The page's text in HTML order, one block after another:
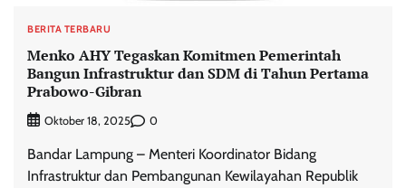
BERITA TERBARU
Menko AHY Tegaskan Komitmen Pemerintah
Bangun Infrastruktur dan SDM di Tahun Pertama
Prabowo-Gibran
Oktober 18, 2025 0
Bandar Lampung – Menteri Koordinator Bidang
Infrastruktur dan Pembangunan Kewilayahan Republik